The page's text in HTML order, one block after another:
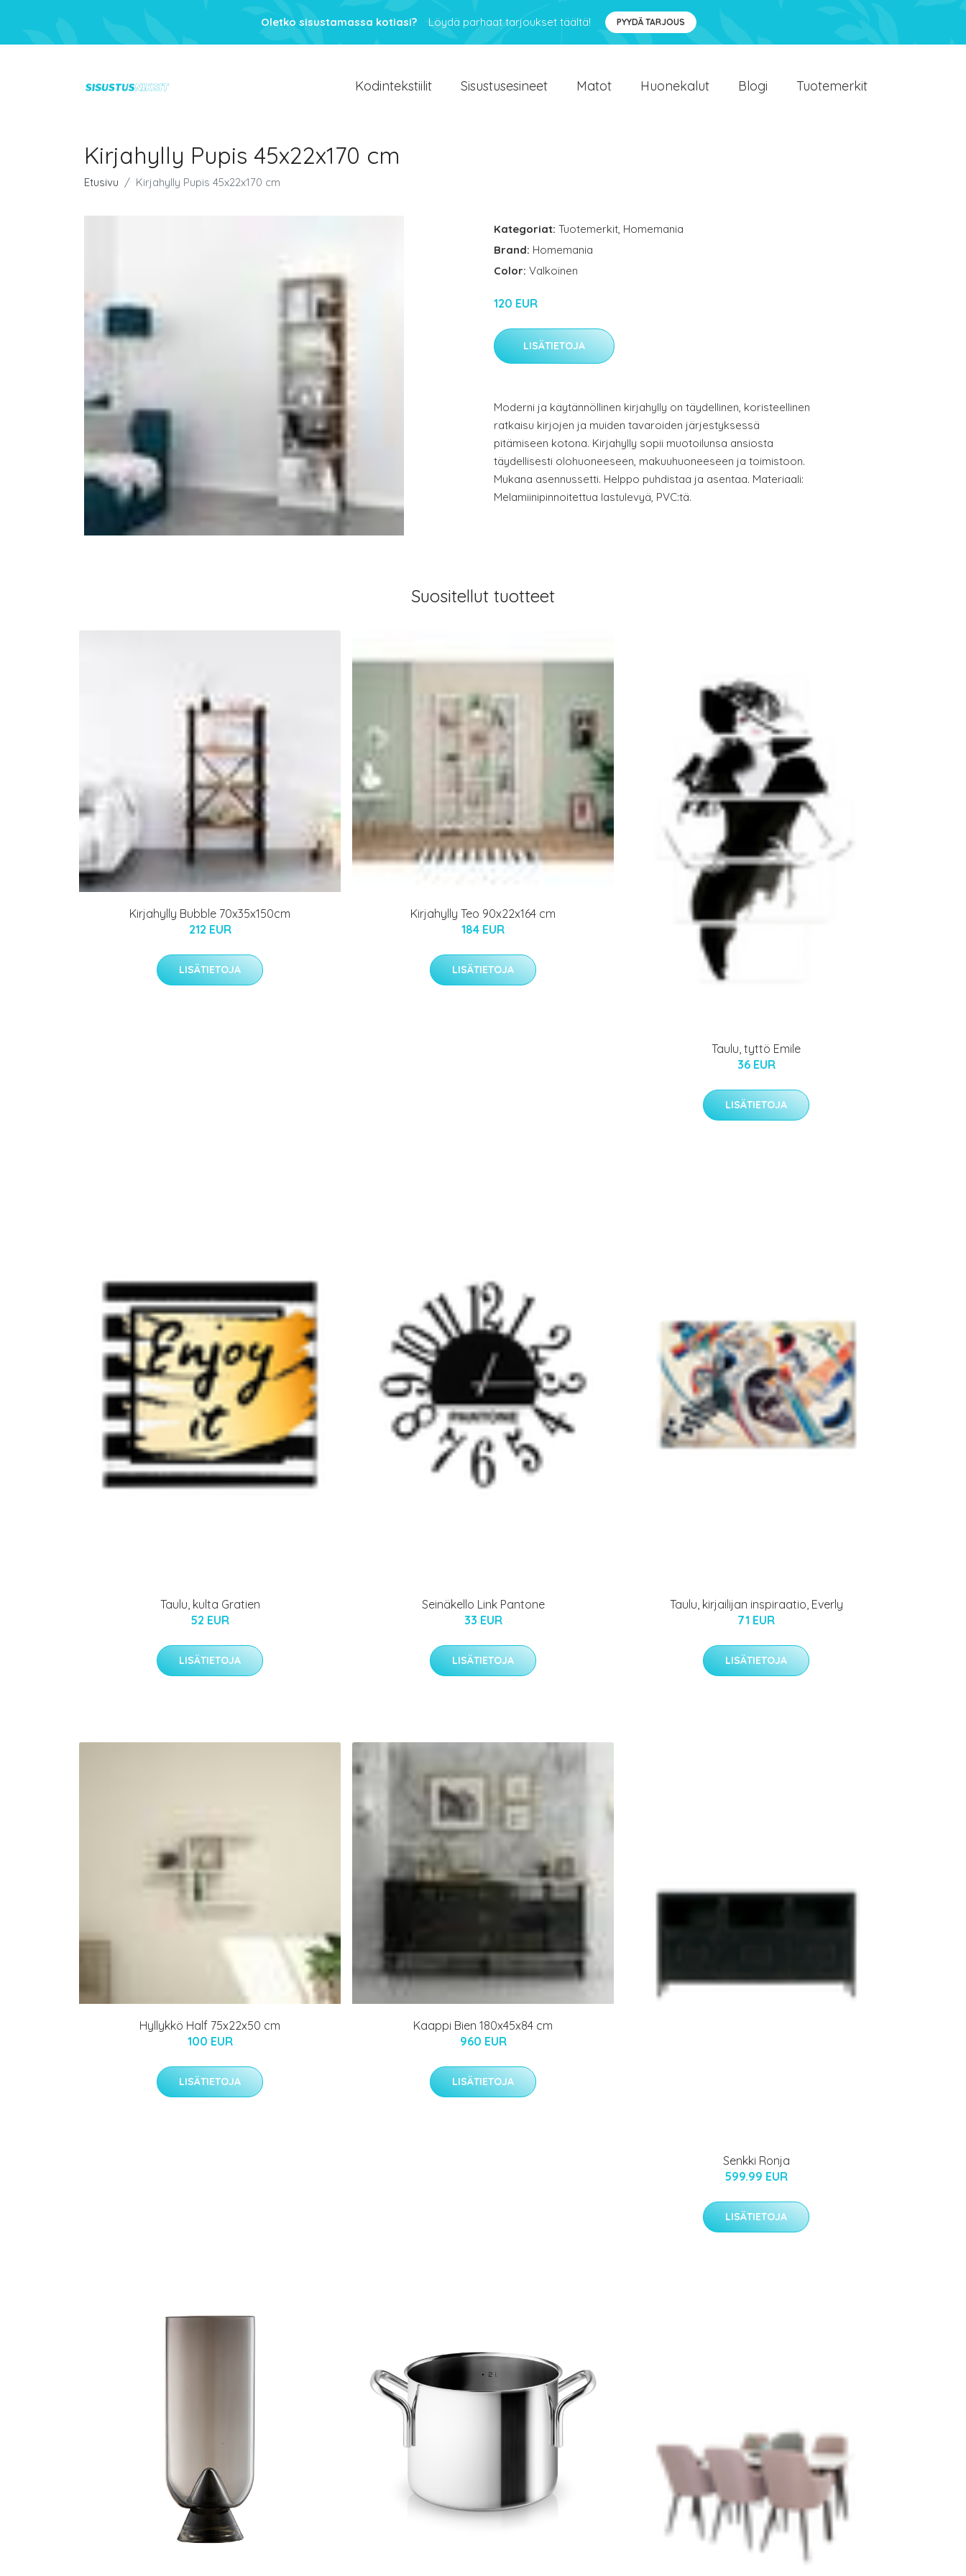
Oletko sisustamassa kotiasi? Löydä parhaat tarjoukset täältä! PYYDÄ TARJOUS
Kodintekstiilit Sisustusesineet Matot Huonekalut Blogi Tuotemerkit
Kirjahylly Pupis 45x22x170 cm
Etusivu Kirjahylly Pupis 45x22x170 cm
Kategoriat: Tuotemerkit, Homemania
Brand: Homemania
Color: Valkoinen
120 EUR
LISÄTIETOJA
Moderni ja käytännöllinen kirjahylly on täydellinen, koristeellinen
ratkaisu kirjojen ja muiden tavaroiden järjestyksessä
pitämiseen kotona. Kirjahylly sopii muotoilunsa ansiosta
täydellisesti olohuoneeseen, makuuhuoneeseen ja toimistoon.
Mukana asennussetti. Helppo puhdistaa ja asentaa. Materiaali:
Melamiinipinnoitettua lastulevyä, PVC:tä.
Suositellut tuotteet
Kirjahylly Bubble 70x35x150cm
212 EUR
LISÄTIETOJA
Kirjahylly Teo 90x22x164 cm
184 EUR
LISÄTIETOJA
Taulu, tyttö Emile
36 EUR
LISÄTIETOJA
Taulu, kulta Gratien
52 EUR
LISÄTIETOJA
Seinäkello Link Pantone
33 EUR
LISÄTIETOJA
Taulu, kirjailijan inspiraatio, Everly
71 EUR
LISÄTIETOJA
Hyllykkö Half 75x22x50 cm
100 EUR
LISÄTIETOJA
Kaappi Bien 180x45x84 cm
960 EUR
LISÄTIETOJA
Senkki Ronja
599.99 EUR
LISÄTIETOJA